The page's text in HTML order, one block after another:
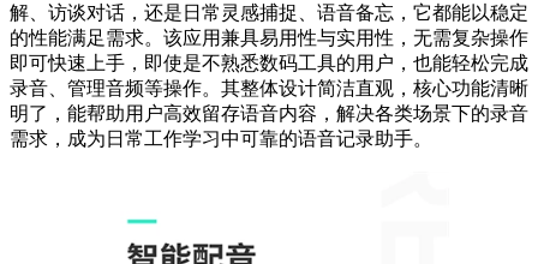
解、访谈对话，还是日常灵感捕捉、语音备忘，它都能以稳定
的性能满足需求。该应用兼具易用性与实用性，无需复杂操作
即可快速上手，即使是不熟悉数码工具的用户，也能轻松完成
录音、管理音频等操作。其整体设计简洁直观，核心功能清晰
明了，能帮助用户高效留存语音内容，解决各类场景下的录音
需求，成为日常工作学习中可靠的语音记录助手。